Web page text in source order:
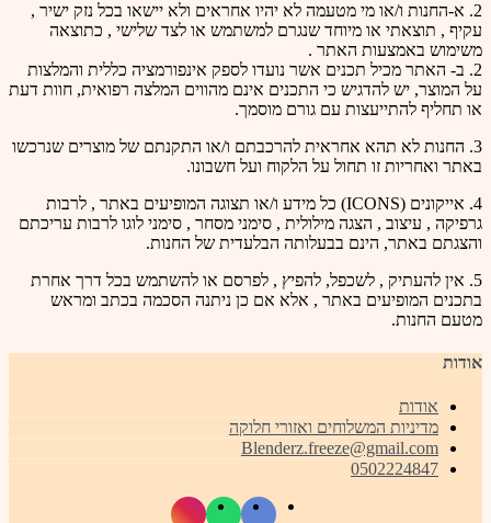
2. א-החנות ו/או מי מטעמה לא יהיו אחראים ולא יישאו בכל נזק ישיר ,
עקיף , תוצאתי או מיוחד שנגרם למשתמש או לצד שלישי , כתוצאה
משימוש באמצעות האתר .
2. ב- האתר מכיל תכנים אשר נועדו לספק אינפורמציה כללית והמלצות
על המוצר, יש להדגיש כי התכנים אינם מהווים המלצה רפואית, חוות דעת
או תחליף להתייעצות עם גורם מוסמך.
3. החנות לא תהא אחראית להרכבתם ו/או התקנתם של מוצרים שנרכשו
באתר ואחריות זו תחול על הלקוח ועל חשבונו.
4. אייקונים (ICONS) כל מידע ו/או תצוגה המופיעים באתר , לרבות
גרפיקה , עיצוב , הצגה מילולית , סימני מסחר , סימני לוגו לרבות עריכתם
והצגתם באתר, הינם בבעלותה הבלעדית של החנות.
5. אין להעתיק , לשכפל, להפיץ , לפרסם או להשתמש בכל דרך אחרת
בתכנים המופיעים באתר , אלא אם כן ניתנה הסכמה בכתב ומראש
מטעם החנות.
אודות
אודות
מדיניות המשלוחים ואזורי חלוקה
Blenderz.freeze@gmail.com
0502224847